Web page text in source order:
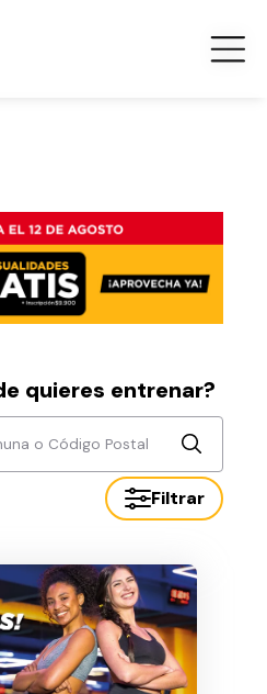
quieres entrenar?
o Código Postal
Filtrar